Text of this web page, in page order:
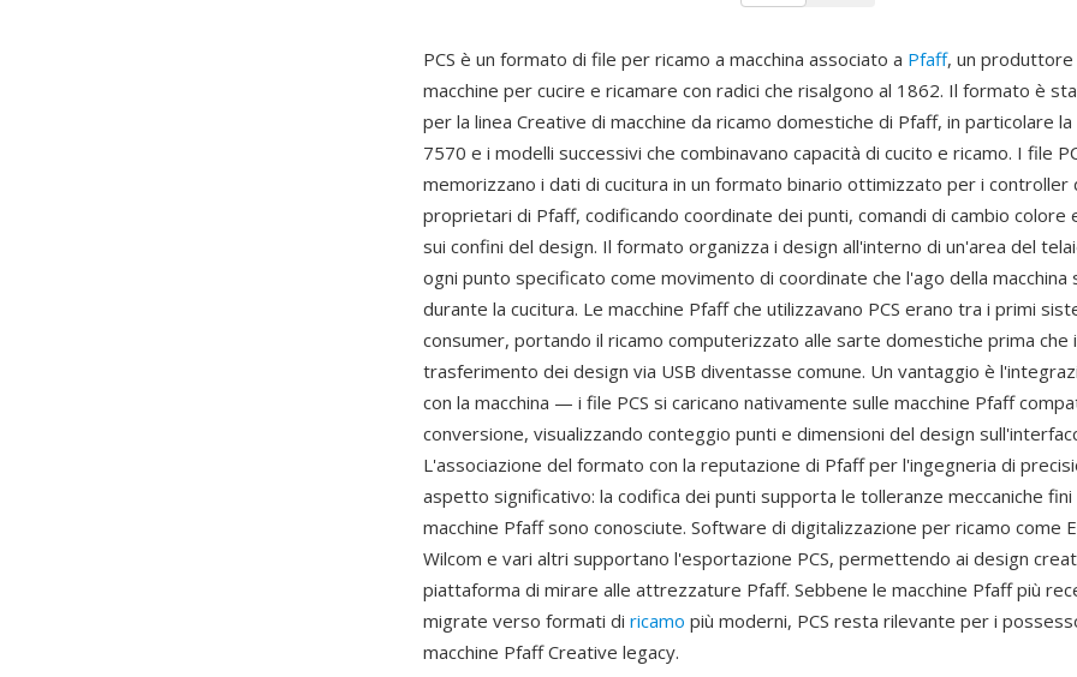
PCS è un formato di file per ricamo a macchina associato a Pfaff, un
macchine per cucire e ricamare con radici che risalgono al 1862. Il formato è
per la linea Creative di macchine da ricamo domestiche di Pfaff, in particolare
7570 e i modelli successivi che combinavano capacità di cucito e ricamo. I file
memorizzano i dati di cucitura in un formato binario ottimizzato per i controller
proprietari di Pfaff, codificando coordinate dei punti, comandi di cambio colore
sui confini del design. Il formato organizza i design all'interno di un'area del
ogni punto specificato come movimento di coordinate che l'ago della macchina
durante la cucitura. Le macchine Pfaff che utilizzavano PCS erano tra i primi
consumer, portando il ricamo computerizzato alle sarte domestiche prima che
trasferimento dei design via USB diventasse comune. Un vantaggio è
con la macchina — i file PCS si caricano nativamente sulle macchine Pfaff
conversione, visualizzando conteggio punti e dimensioni del design
L'associazione del formato con la reputazione di Pfaff per l'ingegneria di
aspetto significativo: la codifica dei punti supporta le tolleranze meccaniche fini
macchine Pfaff sono conosciute. Software di digitalizzazione per ricamo come
Wilcom e vari altri supportano l'esportazione PCS, permettendo ai design
piattaforma di mirare alle attrezzature Pfaff. Sebbene le macchine Pfaff più
migrate verso formati di ricamo più moderni, PCS resta rilevante per i
macchine Pfaff Creative legacy.